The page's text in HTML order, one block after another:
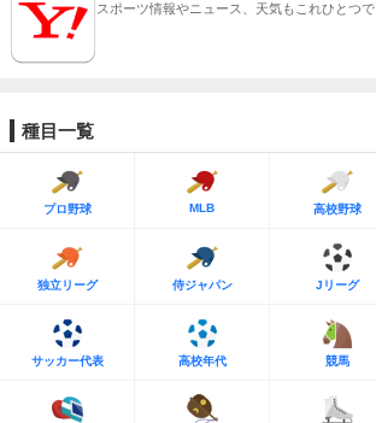
スポーツ情報やニュース、天気もこれひとつで
種目一覧
プロ野球 MLB 高校野球
独立リーグ 侍ジャパン Jリーグ
サッカー代表 高校年代 競馬